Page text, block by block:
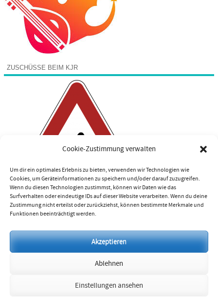
Cookie-Zustimmung verwalten
Um dir ein optimales Erlebnis zu bieten, verwenden wir Technologien wie
Cookies, um Geräteinformationen zu speichern und/oder darauf zuzugreifen.
Wenn du diesen Technologien zustimmst, können wir Daten wie das
Surfverhalten oder eindeutige IDs auf dieser Website verarbeiten. Wenn du deine
Zustimmung nicht erteilst oder zurückziehst, können bestimmte Merkmale und
Funktionen beeinträchtigt werden.
Akzeptieren
Ablehnen
Einstellungen ansehen
ZUSCHÜSSE BEIM KJR
Impressum